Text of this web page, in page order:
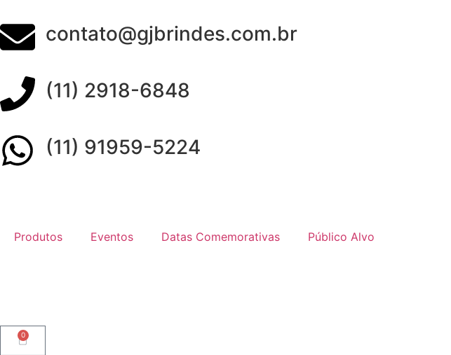
contato@gjbrindes.com.br
(11) 2918-6848
(11) 91959-5224
Produtos Eventos Datas Comemorativas Público Alvo
0